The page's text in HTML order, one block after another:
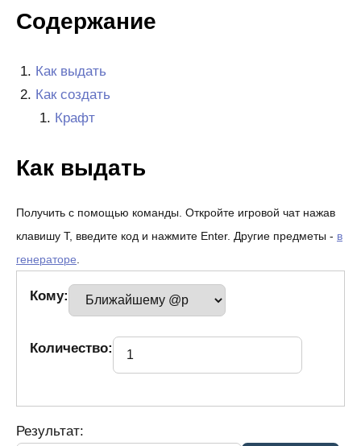
Содержание
Как выдать
Как создать
Крафт
Как выдать
Получить с помощью команды. Откройте игровой чат нажав
клавишу T, введите код и нажмите Enter. Другие предметы - в
генераторе.
Кому:
Количество:
Результат: